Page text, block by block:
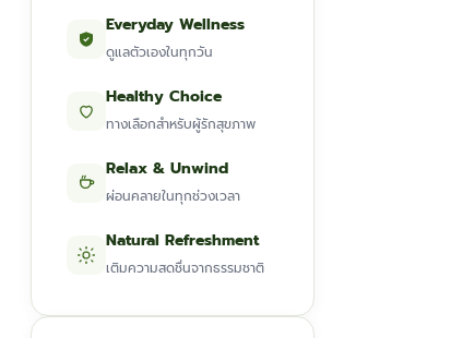
Everyday Wellness
ดูแลตัวเองในทุกวัน
Healthy Choice
ทางเลือกสำหรับผู้รักสุขภาพ
Relax & Unwind
ผ่อนคลายในทุกช่วงเวลา
Natural Refreshment
เติมความสดชื่นจากธรรมชาติ